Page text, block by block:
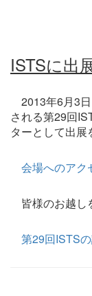
ISTSに出
2013年6月3
される第29回
ターとして出展
会場へのアク
皆様のお越し
第29回ISTS